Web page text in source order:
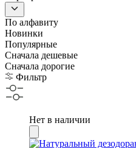
По алфавиту
Новинки
Популярные
Сначала дешевые
Сначала дорогие
Фильтр
Нет в наличии